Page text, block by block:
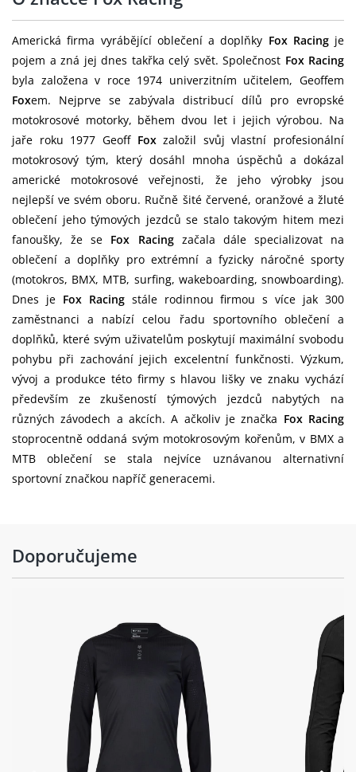
Americká firma vyrábějící oblečení a doplňky Fox Racingje
pojem a zná jej dnes takřka celý svět. Společnost Fox Racing
byla založena v roce 1974 univerzitním učitelem, Geoffem
Foxem. Nejprve se zabývala distribucí dílů pro evropské
motokrosové motorky, během dvou let i jejich výrobou. Na
jaře roku 1977 Geoff Foxzaložil svůj vlastní profesionální
motokrosový tým, který dosáhl mnoha úspěchů a dokázal
americké motokrosové veřejnosti, že jeho výrobky jsou
nejlepší ve svém oboru. Ručně šité červené, oranžové a žluté
oblečení jeho týmových jezdců se stalo takovým hitem mezi
fanoušky, že se Fox Racingzačala dále specializovat na
oblečení a doplňky pro extrémní a fyzicky náročné sporty
(motokros, BMX, MTB, surfing, wakeboarding, snowboarding).
Dnes je Fox Racingstále rodinnou firmou s více jak 300
zaměstnanci a nabízí celou řadu sportovního oblečení a
doplňků, které svým uživatelům poskytují maximální svobodu
pohybu při zachování jejich excelentní funkčnosti. Výzkum,
vývoj a produkce této firmy s hlavou lišky ve znaku vychází
především ze zkušeností týmových jezdců nabytých na
různých závodech a akcích. A ačkoliv je značka Fox Racing
stoprocentně oddaná svým motokrosovým kořenům, v BMX a
MTB oblečení se stala nejvíce uznávanou alternativní
sportovní značkou napříč generacemi.
Doporučujeme